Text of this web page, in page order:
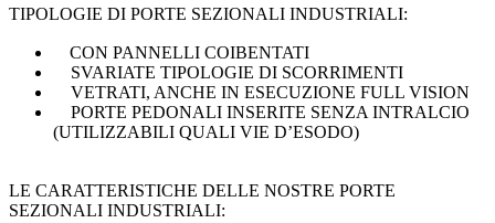
TIPOLOGIE DI PORTE SEZIONALI INDUSTRIALI:
CON PANNELLI COIBENTATI
SVARIATE TIPOLOGIE DI SCORRIMENTI
VETRATI, ANCHE IN ESECUZIONE FULL VISION
PORTE PEDONALI INSERITE SENZA INTRALCIO
(UTILIZZABILI QUALI VIE D’ESODO)
LE CARATTERISTICHE DELLE NOSTRE PORTE
SEZIONALI INDUSTRIALI: